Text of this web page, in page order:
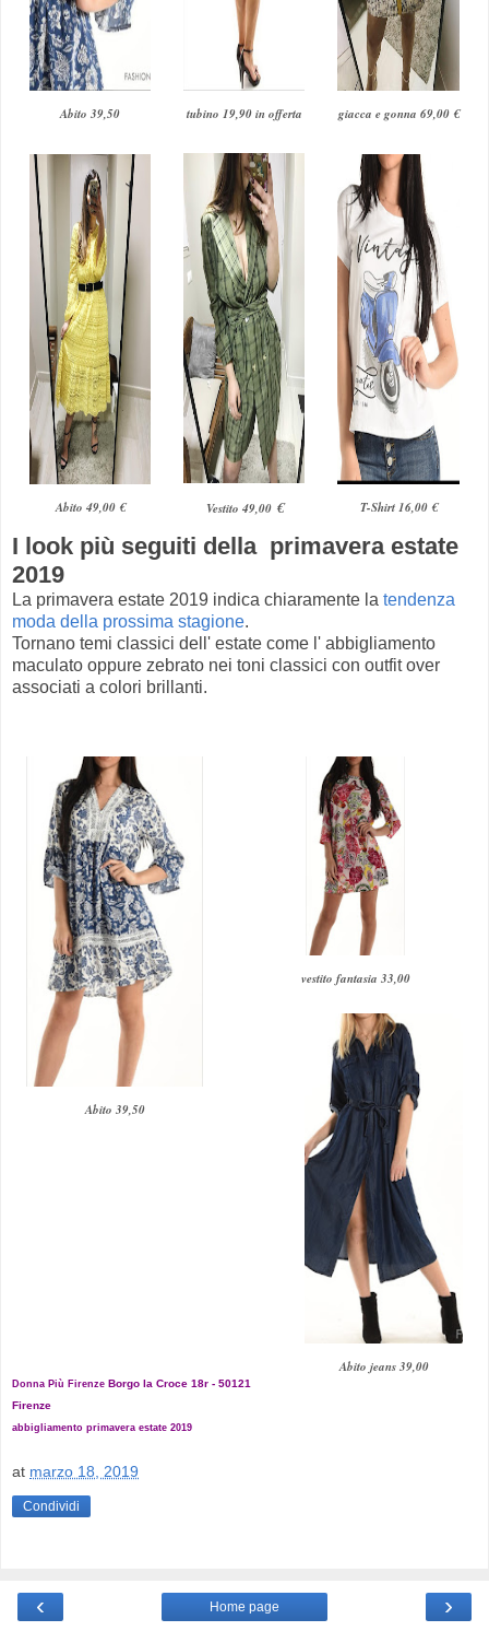
Abito 39,50 tubino 19,90 in offerta giacca e gonna 69,00 €
Abito 49,00 € Vestito 49,00 € T-Shirt 16,00 €
I look più seguiti della primavera estate
2019
La primavera estate 2019 indica chiaramente la tendenza
moda della prossima stagione.
Tornano temi classici dell' estate come l' abbigliamento
maculato oppure zebrato nei toni classici con outfit over
associati a colori brillanti.
Abito 39,50
vestito fantasia 33,00
Abito jeans 39,00
Donna Più Firenze Borgo la Croce 18r - 50121
Firenze
abbigliamento primavera estate 2019
at marzo 18, 2019
Condividi
‹ ›
Home page